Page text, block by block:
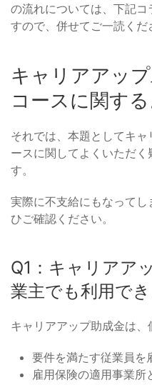
の流れについては、下記コ
すので、併せてご一読くだ
キャリアアッ
コースに関す
それでは、本題としてキ
ースに関してよくいただ
す。
実際に不支給にもなって
ひご確認ください。
Q1：キャリアア
業主でも利用で
キャリアアップ助成金は
要件を満たす従業員を
雇用保険の適用事業所